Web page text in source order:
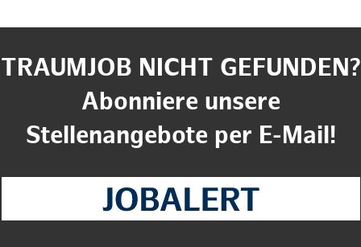
TRAUMJOB NICHT GEFUNDEN?
Abonniere unsere
Stellenangebote per E-Mail!